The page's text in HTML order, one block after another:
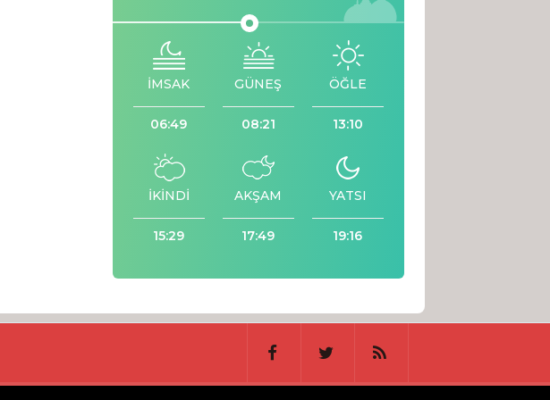
İMSAK
06:49
GÜNEŞ
08:21
ÖĞLE
13:10
İKİNDİ
15:29
AKŞAM
17:49
YATSI
19:16